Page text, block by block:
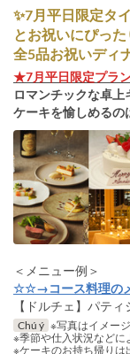
✨7月平日限定タ
とお祝いにぴっ
全5品お祝いディ
★7月平日限定プラ
ロマンチックな卓
ケーキを愉しめるの
＜メニュー例＞
☆☆→コース料理の
【ドルチェ】パテ
Chú ý ※写真はイメー
※季節や仕入状況などに
※ケーキのお持ち帰りは